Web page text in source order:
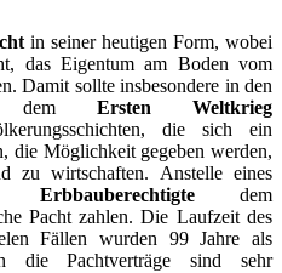
in seiner heutigen Form, wobei
das Eigentum am Boden vom
Damit sollte insbesondere in den
dem Ersten Weltkrieg
die sich ein
die Möglichkeit gegeben werden,
zu wirtschaften. Anstelle eines
Erbbauberechtigtedem
Pacht zahlen. Die Laufzeit des
Fällen wurden 99 Jahre als
die Pachtverträge sind sehr